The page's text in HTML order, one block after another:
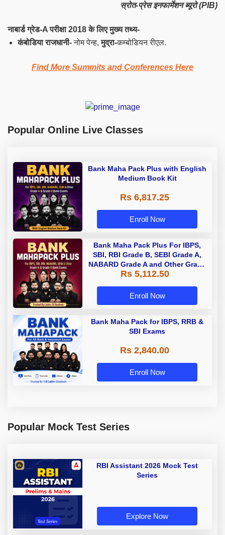
स्रोत-प्रेस इनफार्मेशन ब्यूरो (PIB)
नाबार्ड ग्रेड-A परीक्षा 2018 के लिए मुख्य तथ्य-
कंबोडिया राजधानी-नोम पेन्ह,मुद्रा-कम्बोडियन रीएल.
Find More Summits and Conferences Here
Popular Online Live Classes
Bank Maha Pack Plus with English
Medium Book Kit
Rs 6,817.25
Enroll Now
Bank Maha Pack Plus For IBPS,
SBI, RBI Grade B, SEBI Grade A,
NABARD Grade A and Other Grade
A & Grade B Bank Exams
Rs 5,112.50
Enroll Now
Bank Maha Pack for IBPS, RRB &
SBI Exams
Rs 2,840.00
Enroll Now
Popular Mock Test Series
RBI Assistant 2026 Mock Test
Series
Explore Now